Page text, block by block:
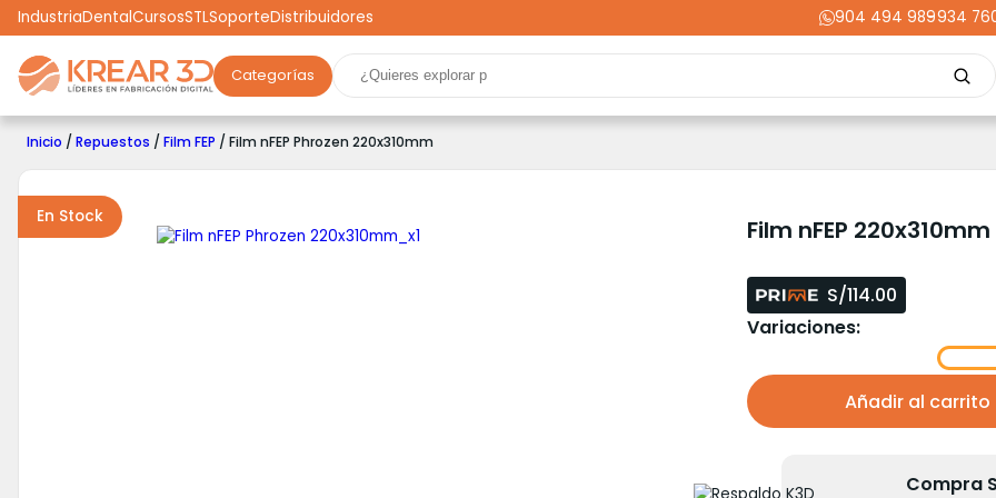
IndustriaDentalCursosSTLSoporteDistribuidores 904 494 989
-934
Categorías
Marcas Impresoras 3D Filamentos
Robótica
Scooters Drones Realidad Virtual Gaming Energía Dental Industria Liquidaciones
Inicio / Repuestos / Film FEP / Film nFEP Phrozen 220x310mm
En Stock Film nFEP 220x310mm
S/114.00
Variaciones:
Añadir al carrito
Compra